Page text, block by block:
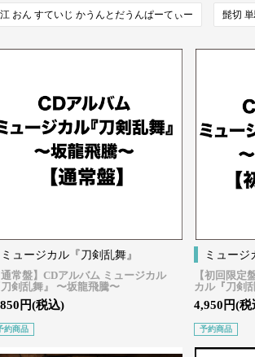
江 おん すていじ かうんとだうんぱーてぃー 髭切
ミュージカル『刀剣乱舞』
常盤】CDアルバム ミュージカル
剣乱舞』 〜坂龍飛騰〜
円(税込)
約商品
ミュージ
【初回限定
カル『刀剣
4,950円(税
予約商品